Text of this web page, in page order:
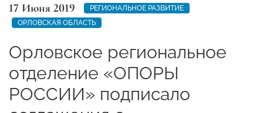
17 Июня 2019
РЕГИОНАЛЬНОЕ РАЗВИТИЕ
ОРЛОВСКАЯ ОБЛАСТЬ
Орловское региональное
отделение «ОПОРЫ
РОССИИ» подписало